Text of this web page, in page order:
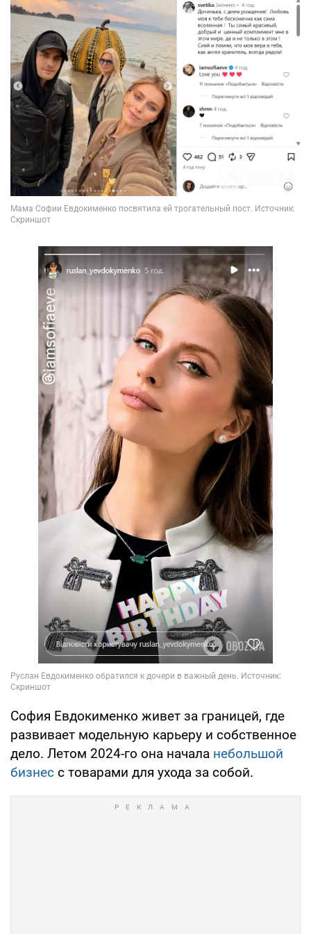
София Евдокименко живет за границей, где
развивает модельную карьеру и собственное
дело. Летом 2024-го она начала небольшой
бизнес с товарами для ухода за собой.